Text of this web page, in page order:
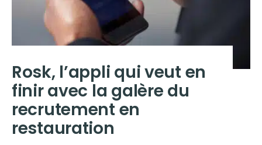
Rosk, l’appli qui veut en
finir avec la galère du
recrutement en
restauration